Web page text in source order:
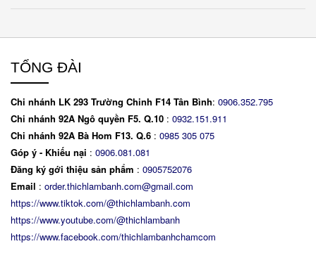
TỔNG ĐÀI
Chi nhánh LK 293 Trường Chinh F14 Tân Bình: 0906.352.795
Chi nhánh 92A Ngô quyền F5. Q.10 : 0932.151.911
Chi nhánh 92A Bà Hom F13. Q.6 : 0985 305 075
Góp ý - Khiếu nại : 0906.081.081
Đăng ký gới thiệu sản phẩm : 0905752076
Email : order.thichlambanh.com@gmail.com
https://www.tiktok.com/@thichlambanh.com
https://www.youtube.com/@thichlambanh
https://www.facebook.com/thichlambanhchamcom